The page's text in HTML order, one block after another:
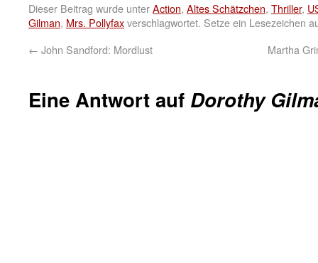
Dieser Beitrag wurde unterAction, Altes Schätzchen, Thriller,
Gilman, Mrs. Pollyfaxverschlagwortet. Setze ein Lesezeichen
← John Sandford: Mordlust Martha
Eine Antwort auf Dorothy